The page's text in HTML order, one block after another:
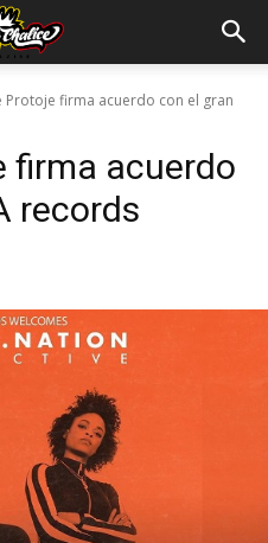
Protoje firma acuerdo con el gran
firma acuerdo
records